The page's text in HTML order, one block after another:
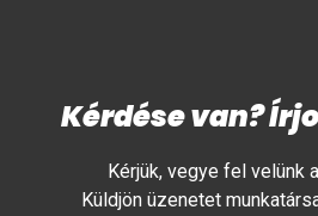
Kérdése van?
Kérjük, vegye fel velünk
Küldjön üzenetet